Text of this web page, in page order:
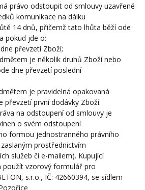
právo odstoupit od smlouvy uzavřené
komunikace na dálku
14 dnů, přičemž tato lhůta běží ode
pokud jde o:
převzetí Zboží;
je několik druhů Zboží nebo
dne převzetí poslední
je pravidelná opakovaná
převzetí první dodávky Zboží.
na odstoupení od smlouvy je
o svém odstoupení
formou jednostranného právního
prostřednictvím
služeb či e-mailem). Kupující
použít vzorový formulář pro
s.r.o., IČ: 42660394, se sídlem